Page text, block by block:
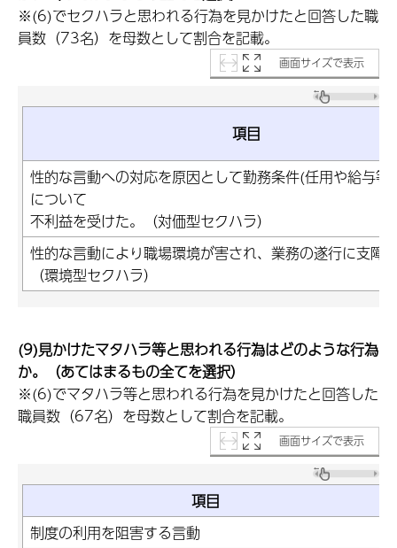
※(6)でセクハラと思われる行為を見かけたと回答した職
員数（73名）を母数として割合を記載。
画面サイズで表示
項目
性的な言動への対応を原因として勤務条件(任用や給与等
について
不利益を受けた。（対価型セクハラ）
性的な言動により職場環境が害され、業務の遂行に支障
（環境型セクハラ）
(9)見かけたマタハラ等と思われる行為はどのような行為
か。（あてはまるもの全てを選択）
※(6)でマタハラ等と思われる行為を見かけたと回答した
職員数（67名）を母数として割合を記載。
画面サイズで表示
項目
制度の利用を阻害する言動